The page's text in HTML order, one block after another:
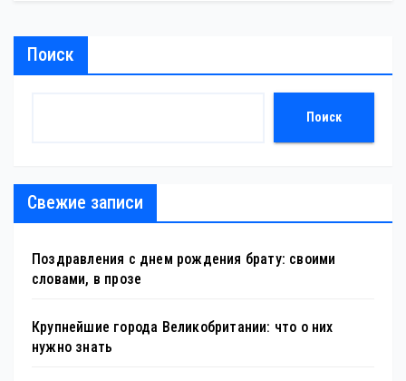
Поиск
Поиск
Свежие записи
Поздравления с днем рождения брату: своими
словами, в прозе
Крупнейшие города Великобритании: что о них
нужно знать